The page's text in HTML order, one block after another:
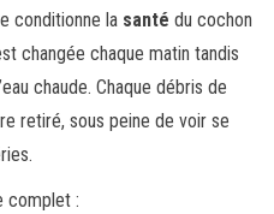
conditionne la santé du cochon
changée chaque matin tandis
chaude. Chaque débris de
retiré, sous peine de voir se
complet :